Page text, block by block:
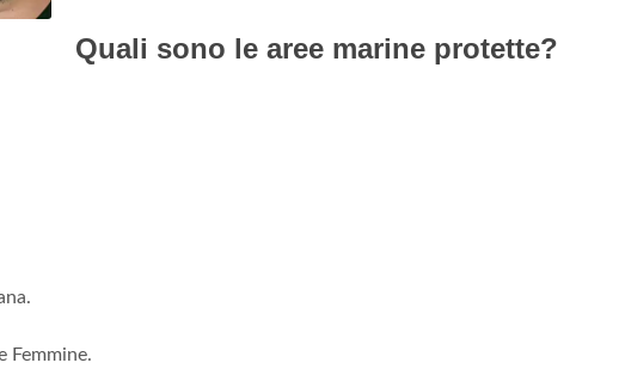
Quali sono le aree marine protette?
Femmine.